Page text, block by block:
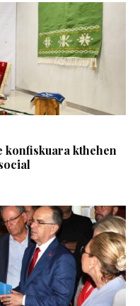
konfiskuara kthehen